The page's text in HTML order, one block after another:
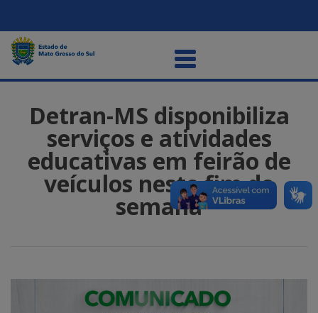
Detran-MS disponibiliza
serviços e atividades
educativas em feirão de
veículos neste fim de
semana